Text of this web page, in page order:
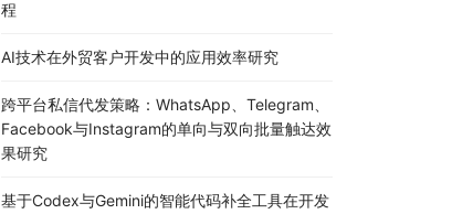
程
AI技术在外贸客户开发中的应用效率研究
跨平台私信代发策略：WhatsApp、Telegram、
Facebook与Instagram的单向与双向批量触达效
果研究
基于Codex与Gemini的智能代码补全工具在开发